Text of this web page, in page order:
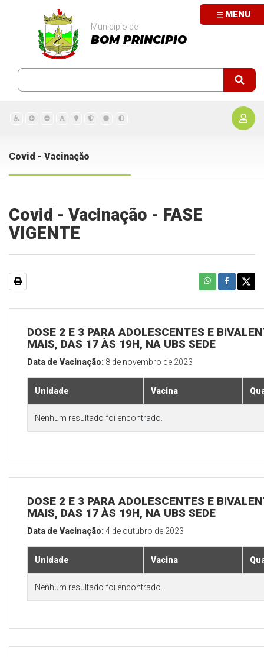
MENU
Município de
BOM PRINCIPIO
Covid - Vacinação
Covid - Vacinação - FASE
VIGENTE
DOSE 2 E 3 PARA ADOLESCENTES E
MAIS, DAS 17 ÀS 19H, NA UBS SEDE
Data de Vacinação: 8 de novembro de 2023
Unidade Vacina
Nenhum resultado foi encontrado.
DOSE 2 E 3 PARA ADOLESCENTES E
MAIS, DAS 17 ÀS 19H, NA UBS SEDE
Data de Vacinação:4 de outubro de 2023
Unidade Vacina
Nenhum resultado foi encontrado.